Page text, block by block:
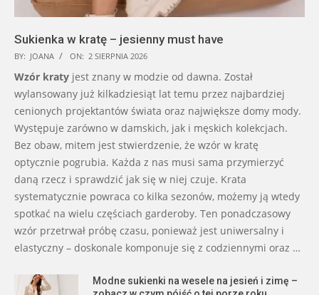
Sukienka w kratę – jesienny must have
BY: JOANA ON: 2 SIERPNIA 2026
Wzór kraty jest znany w modzie od dawna. Został
wylansowany już kilkadziesiąt lat temu przez najbardziej
cenionych projektantów świata oraz największe domy mody.
Występuje zarówno w damskich, jak i męskich kolekcjach.
Bez obaw, mitem jest stwierdzenie, że wzór w kratę
optycznie pogrubia. Każda z nas musi sama przymierzyć
daną rzecz i sprawdzić jak się w niej czuje. Krata
systematycznie powraca co kilka sezonów, możemy ją wtedy
spotkać na wielu częściach garderoby. Ten ponadczasowy
wzór przetrwał próbę czasu, ponieważ jest uniwersalny i
elastyczny – doskonale komponuje się z codziennymi oraz …
Modne sukienki na wesele na jesień i zimę –